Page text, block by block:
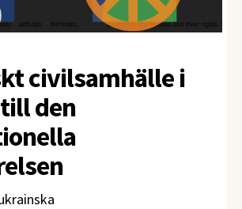
civilsamhälle i
den